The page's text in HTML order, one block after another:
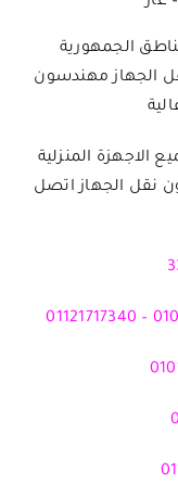
الجمهورية
الجهاز مهندسون
الاجهزة المنزلية
نقل الجهاز اتصل